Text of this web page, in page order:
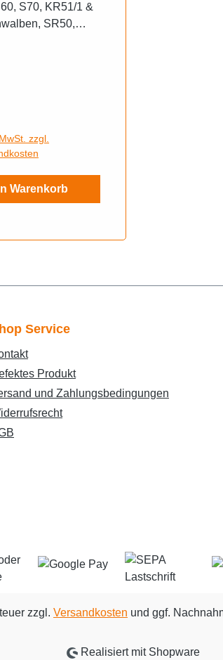
S70, KR51/1 &
SR50,
zzgl.
Warenkorb
Service
Produkt
und Zahlungsbedingungen
zzgl. Versandkosten und ggf.
Realisiert mit Shopware